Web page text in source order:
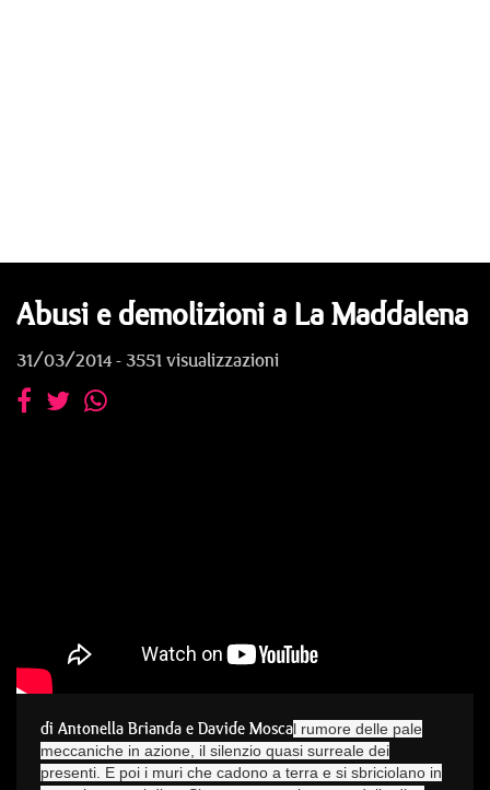
Abusi e demolizioni a La Maddalena
31/03/2014 - 3551 visualizzazioni
di Antonella Brianda e Davide Moscal rumore delle pale
meccaniche in azione, il silenzio quasi surreale dei
presenti. E poi i muri che cadono a terra e si sbriciolano in